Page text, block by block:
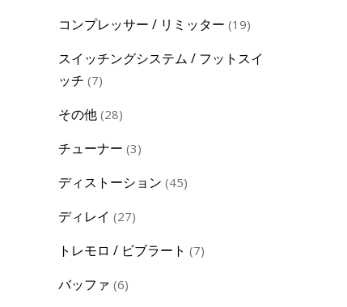
コンプレッサー / リミッター 1919
スイッチングシステム / フットスイ
ッチ 77
その他 2828
チューナー 33
ディストーション 4545
ディレイ 2727
トレモロ / ビブラート 77
バッファ 66